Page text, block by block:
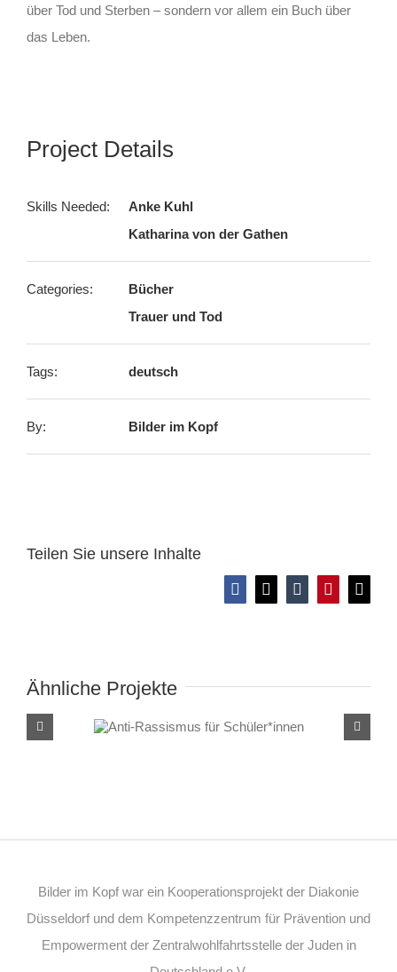
über Tod und Sterben – sondern vor allem ein Buch über
das Leben.
Project Details
Skills Needed:
Anke Kuhl
Katharina von der Gathen
Categories:
Bücher
Trauer und Tod
Tags: deutsch
By: Bilder im Kopf
Teilen Sie unsere Inhalte
Facebook
X TumblrPinterest
E-
Ähnliche ProjekteAnti-Rassismus für
Schüler*innen
Bilder im Kopf war ein Kooperationsprojekt der Diakonie
Düsseldorf und dem Kompetenzzentrum für Prävention und
Empowerment der Zentralwohlfahrtsstelle der Juden in